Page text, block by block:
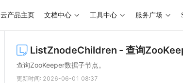
云产品主页 文档中心 工具中心 服务广场
ListZnodeChildren - 查询
查询ZooKeeper数据子节点。
更新时间: 2026-06-01 08:37